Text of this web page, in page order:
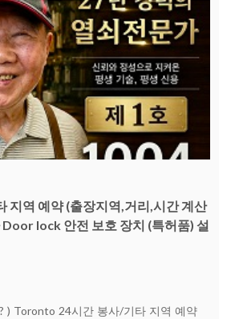
지역 예약 (출장지역,거리,시간 계산
lock 안전 보호 장치 (특허품) 설
) Toronto 24시간 봉사/기타 지역 예약